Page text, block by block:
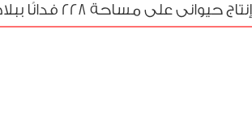
مساحة ٢٢٨ فدانًا ببلاط